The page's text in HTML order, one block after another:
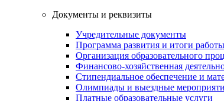
Документы и реквизиты
Учредительные документы
Программа развития и итоги работы
Организация образовательного
Финансово-хозяйственная
Стипендиальное обеспечение и
Олимпиады и выездные
Платные образовательные услуги